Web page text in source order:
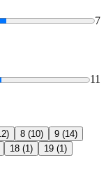
7
11
8 (10) 9 (14)
18 (1) 19 (1)